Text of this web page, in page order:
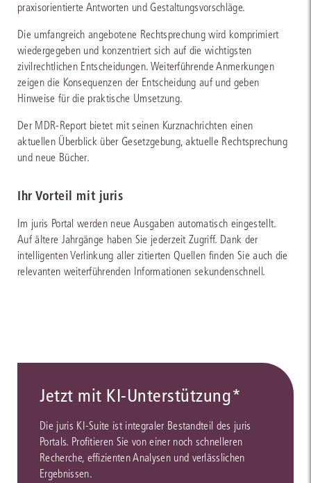
praxisorientierte Antworten und Gestaltungsvorschläge.
Die umfangreich angebotene Rechtsprechung wird komprimiert
wiedergegeben und konzentriert sich auf die wichtigsten
zivilrechtlichen Entscheidungen. Weiterführende Anmerkungen
zeigen die Konsequenzen der Entscheidung auf und geben
Hinweise für die praktische Umsetzung.
Der MDR-Report bietet mit seinen Kurznachrichten einen
aktuellen Überblick über Gesetzgebung, aktuelle Rechtsprechung
und neue Bücher.
Ihr Vorteil mit juris
Im juris Portal werden neue Ausgaben automatisch eingestellt.
Auf ältere Jahrgänge haben Sie jederzeit Zugriff. Dank der
intelligenten Verlinkung aller zitierten Quellen finden Sie auch die
relevanten weiterführenden Informationen sekundenschnell.
Jetzt mit KI-Unterstützung*
Die juris KI-Suite ist integraler Bestandteil des juris
Portals. Profitieren Sie von einer noch schnelleren
Recherche, effizienten Analysen und verlässlichen
Ergebnissen.